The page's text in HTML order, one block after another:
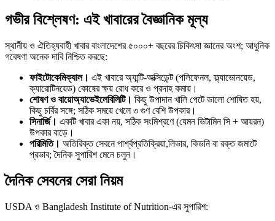
গভীর বিশ্লেষণ: এই খাবারের বৈজ্ঞানিক মূল্য
স্থানীয় ও ঐতিহ্যবাহী খাবার বাংলাদেশের ৫০০০+ বছরের চিকিৎসা জ্ঞানের অংশ; আধুনিক
গবেষণা অনেক দাবি নিশ্চিত করছে:
ফাইটোকেমিক্যাল। এই খাবারে অ্যান্টি-অক্সিডেন্ট (পলিফেনল, ফ্ল্যাভোনয়েড,
ক্যারোটিনয়েড) কোষের ক্ষয় রোধ করে ও প্রদাহ কমায়।
শোষণ ও বায়োঅ্যাভেইলেবিলিটি। কিছু উপাদান খালি পেটে ভালো শোষিত হয়,
কিছু চর্বির সঙ্গে; সঠিক সময়ে খেলে ৩ গুণ বেশি উপকার।
সিনার্জি। একটি খাবার একা নয়, সঠিক সংমিশ্রণে (যেমন ভিটামিন সি + আয়রন)
উপকার বাড়ে।
পরিমিতি। অতিরিক্ত সেবনে পার্শ্বপ্রতিক্রিয়া,লিভার, কিডনি বা রক্ত জমাটে
প্রভাব; দৈনিক সুপারিশ মেনে চলুন।
দৈনিক সেবনের সেরা নিয়ম
USDA ও Bangladesh Institute of Nutrition-এর সুপারিশ: